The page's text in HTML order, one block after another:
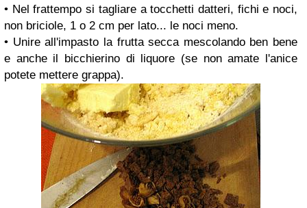
• Nel frattempo si tagliare a tocchetti datteri, fichi e noci,
non briciole, 1 o 2 cm per lato... le noci meno.
• Unire all'impasto la frutta secca mescolando ben bene
e anche il bicchierino di liquore (se non amate l'anice
potete mettere grappa).